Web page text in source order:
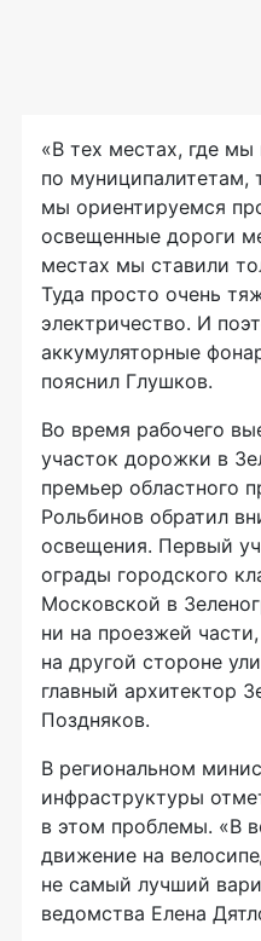
«В тех местах, где
по муниципалитетам,
мы ориентируемся
освещенные дороги
местах мы ставили
Туда просто очень
электричество. И
аккумуляторные
пояснил Глушков.
Во время рабочего
участок дорожки в
премьер областного
Рольбинов обратил
освещения. Первый
ограды городского
Московской в
ни на проезжей
на другой стороне
главный архитектор
Поздняков.
В региональном
инфраструктуры
в этом проблемы. «В
движение на
не самый лучший
ведомства Елена